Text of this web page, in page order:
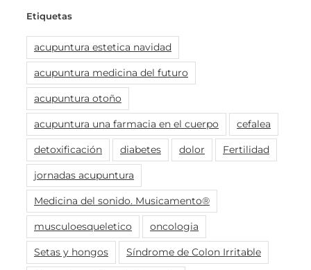
Etiquetas
acupuntura estetica navidad
acupuntura medicina del futuro
acupuntura otoño
acupuntura una farmacia en el cuerpo cefalea
detoxificación diabetes dolor Fertilidad
jornadas acupuntura
Medicina del sonido. Musicamento®
musculoesqueletico oncologia
Setas y hongos Síndrome de Colon Irritable